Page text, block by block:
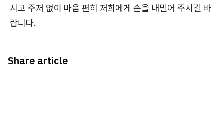
시고 주저 없이 마음 편히 저희에게 손을 내밀어 주시길 바
랍니다.
Share article